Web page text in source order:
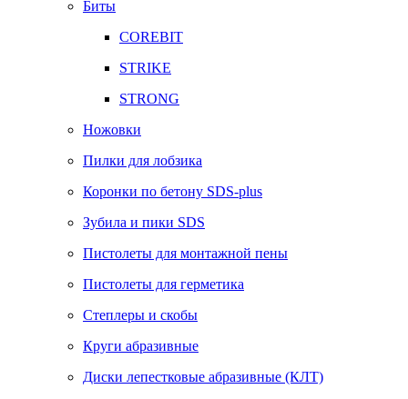
Биты
COREBIT
STRIKE
STRONG
Ножовки
Пилки для лобзика
Коронки по бетону SDS-plus
Зубила и пики SDS
Пистолеты для монтажной пены
Пистолеты для герметика
Степлеры и скобы
Круги абразивные
Диски лепестковые абразивные (КЛТ)